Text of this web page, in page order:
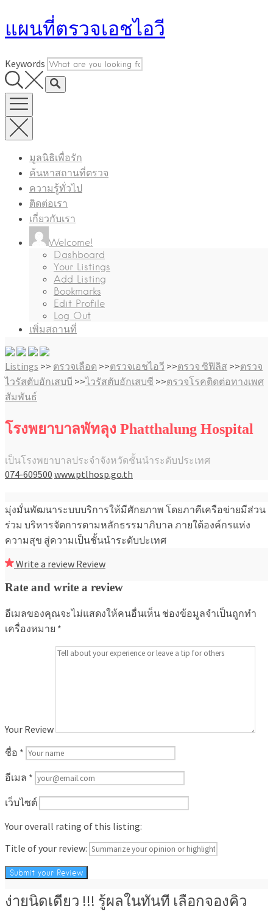
to
แผนที่ตรวจเอชไอวี
Keywords
มูลนิธิเพื่อรัก
ค้นหาสถานที่ตรวจ
ความรู้ทั่วไป
ติดต่อเรา
เกี่ยวกับเรา
Welcome!
Dashboard
Your Listings
Add Listing
Bookmarks
Edit Profile
Log Out
เพิ่มสถานที่
Listings >> ตรวจเลือด >>ตรวจเอชไอวี >>ตรวจ ซิฟิลิส >>ตรวจ
ไวรัสตับอักเสบบี >>ไวรัสตับอักเสบซี >>ตรวจโรคติดต่อทางเพศ
สัมพันธ์
โรงพยาบาลพัทลุง Phatthalung Hospital
เป็นโรงพยาบาลประจำจังหวัดชั้นนำระดับประเทศ
074-609500 www.ptlhosp.go.th
มุ่งมั่นพัฒนาระบบบริการให้มีศักยภาพ โดยภาคีเครือข่ายมีส่วน
ร่วม บริหารจัดการตามหลักธรรมาภิบาล ภายใต้องค์กรแห่ง
ความสุข สู่ความเป็นชั้นนำระดับปะเทศ
Write a review Review
Rate and write a review
อีเมลของคุณจะไม่แสดงให้คนอื่นเห็น ช่องข้อมูลจำเป็นถูกทำ
เครื่องหมาย *
Your Review
ชื่อ *
อีเมล *
เว็บไซต์
Your overall rating of this listing:
Title of your review:
ง่ายนิดเดียว !!! รู้ผลในทันที เลือกจองคิว